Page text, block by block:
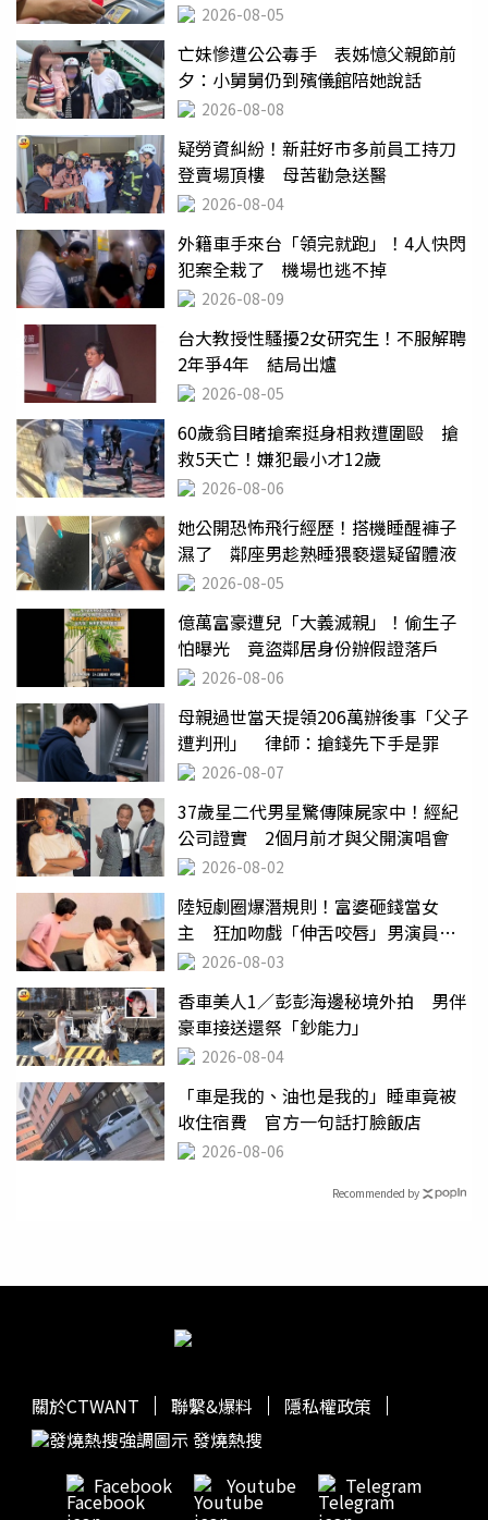
2026-08-05
亡妹慘遭公公毒手 表姊憶父親節前
夕：小舅舅仍到殯儀館陪她說話
2026-08-08
疑勞資糾紛！新莊好市多前員工持刀
登賣場頂樓 母苦勸急送醫
2026-08-04
外籍車手來台「領完就跑」！4人快閃
犯案全栽了 機場也逃不掉
2026-08-09
台大教授性騷擾2女研究生！不服解聘
2年爭4年 結局出爐
2026-08-05
60歲翁目睹搶案挺身相救遭圍毆 搶
救5天亡！嫌犯最小才12歲
2026-08-06
她公開恐怖飛行經歷！搭機睡醒褲子
濕了 鄰座男趁熟睡猥褻還疑留體液
2026-08-05
億萬富豪遭兒「大義滅親」！偷生子
怕曝光 竟盜鄰居身份辦假證落戶
2026-08-06
母親過世當天提領206萬辦後事「父子
遭判刑」 律師：搶錢先下手是罪
2026-08-07
37歲星二代男星驚傳陳屍家中！經紀
公司證實 2個月前才與父開演唱會
2026-08-02
陸短劇圈爆潛規則！富婆砸錢當女
主 狂加吻戲「伸舌咬唇」男演員崩
潰 2026-08-03
香車美人1／彭彭海邊秘境外拍 男伴
豪車接送還祭「鈔能力」
2026-08-04
「車是我的、油也是我的」睡車竟被
收住宿費 官方一句話打臉飯店
2026-08-06
Recommended by
關於CTWANT 聯繫&爆料
隱私權政策
發燒熱搜
Facebook
Youtube Telegram